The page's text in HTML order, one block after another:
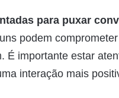
para puxar
podem
É importante estar
interação mais